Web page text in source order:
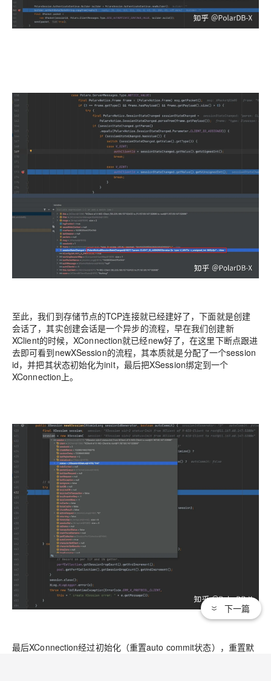
至此，我们到存储节点的TCP连接就已经建好了，下面就是创建
会话了，其实创建会话是一个异步的流程，早在我们创建新
XClient的时候，XConnection就已经new好了，在这里下断点跟进
去即可看到newXSession的流程，其本质就是分配了一个session
id，并把其状态初始化为init，最后把XSession绑定到一个
XConnection上。
最后XConnection经过初始化（重置auto commit状态），重置默
下一篇